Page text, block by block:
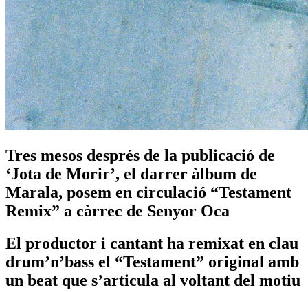
Tres mesos després de la publicació de
‘Jota de Morir’, el darrer àlbum de
Marala, posem en circulació “Testament
Remix” a càrrec de Senyor Oca
El productor i cantant ha remixat en clau
drum’n’bass el “Testament” original amb
un beat que s’articula al voltant del motiu